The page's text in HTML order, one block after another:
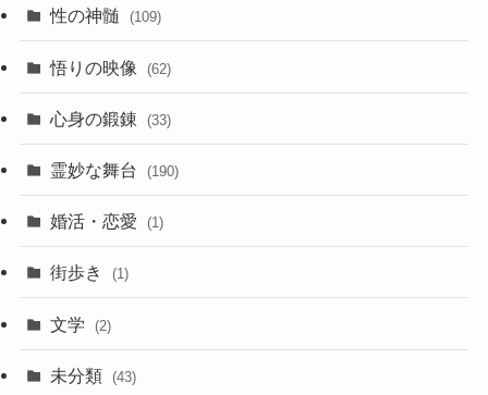
性の神髄 (109)
悟りの映像 (62)
心身の鍛錬 (33)
霊妙な舞台 (190)
婚活・恋愛 (1)
街歩き (1)
文学 (2)
未分類 (43)